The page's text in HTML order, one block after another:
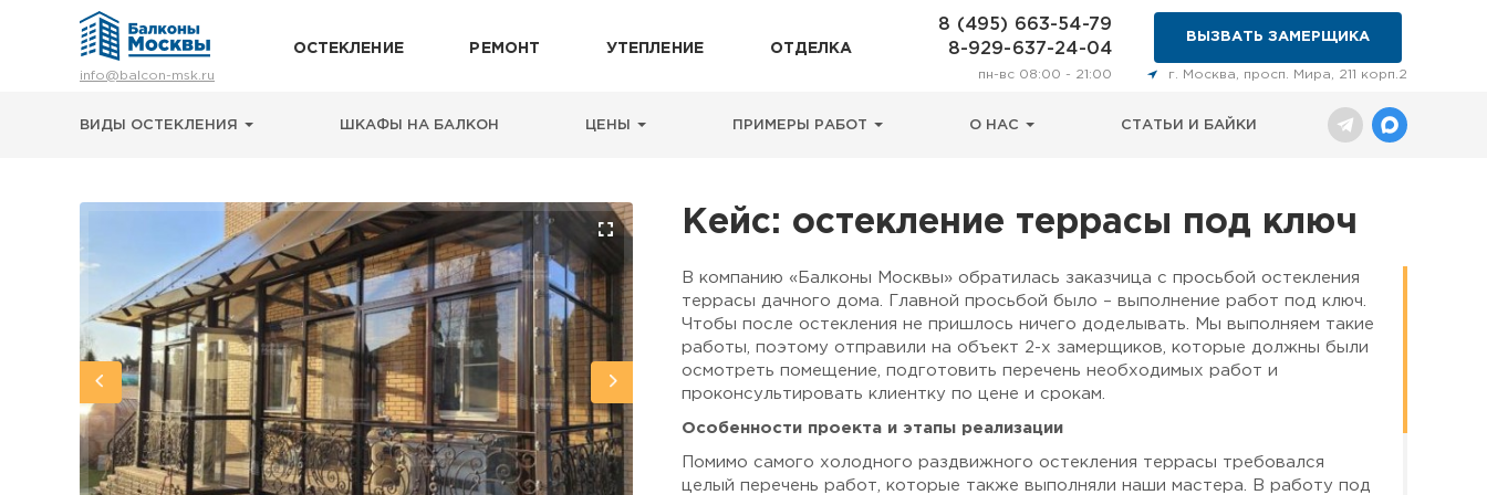
info@balcon-msk.ru
ОСТЕКЛЕНИЕ РЕМОНТ УТЕПЛЕНИЕ ОТДЕЛКА
8 (495) 663-54-79
8-929-637-24-04
пн-вс 08:00 - 21:00
ВЫЗВАТЬ ЗАМЕРЩИКА
г. Москва, просп. Мира, 211 корп.2
ВИДЫ ОСТЕКЛЕНИЯ ШКАФЫ НА БАЛКОН ЦЕНЫ ПРИМЕРЫ РАБОТ О НАС СТАТЬИ И БАЙКИ
Остекление
Утепление
Шкафы на балкон
Статьи и байки
8 (495) 663-54-79
8-929-637-24-04
ВЫЗВАТЬ ЗАМЕРЩИКА
г. Москва, просп. Мира, 211 корп.2
Кейс: остекление террасы под ключ
В компанию «Балконы Москвы» обратилась заказчица с просьбой остекления
террасы дачного дома. Главной просьбой было – выполнение работ под ключ.
Чтобы после остекления не пришлось ничего доделывать. Мы выполняем такие
работы, поэтому отправили на объект 2-х замерщиков, которые должны были
осмотреть помещение, подготовить перечень необходимых работ и
проконсультировать клиентку по цене и срокам.
Особенности проекта и этапы реализации
Помимо самого холодного раздвижного остекления террасы требовался
целый перечень работ, которые также выполняли наши мастера. В работу под